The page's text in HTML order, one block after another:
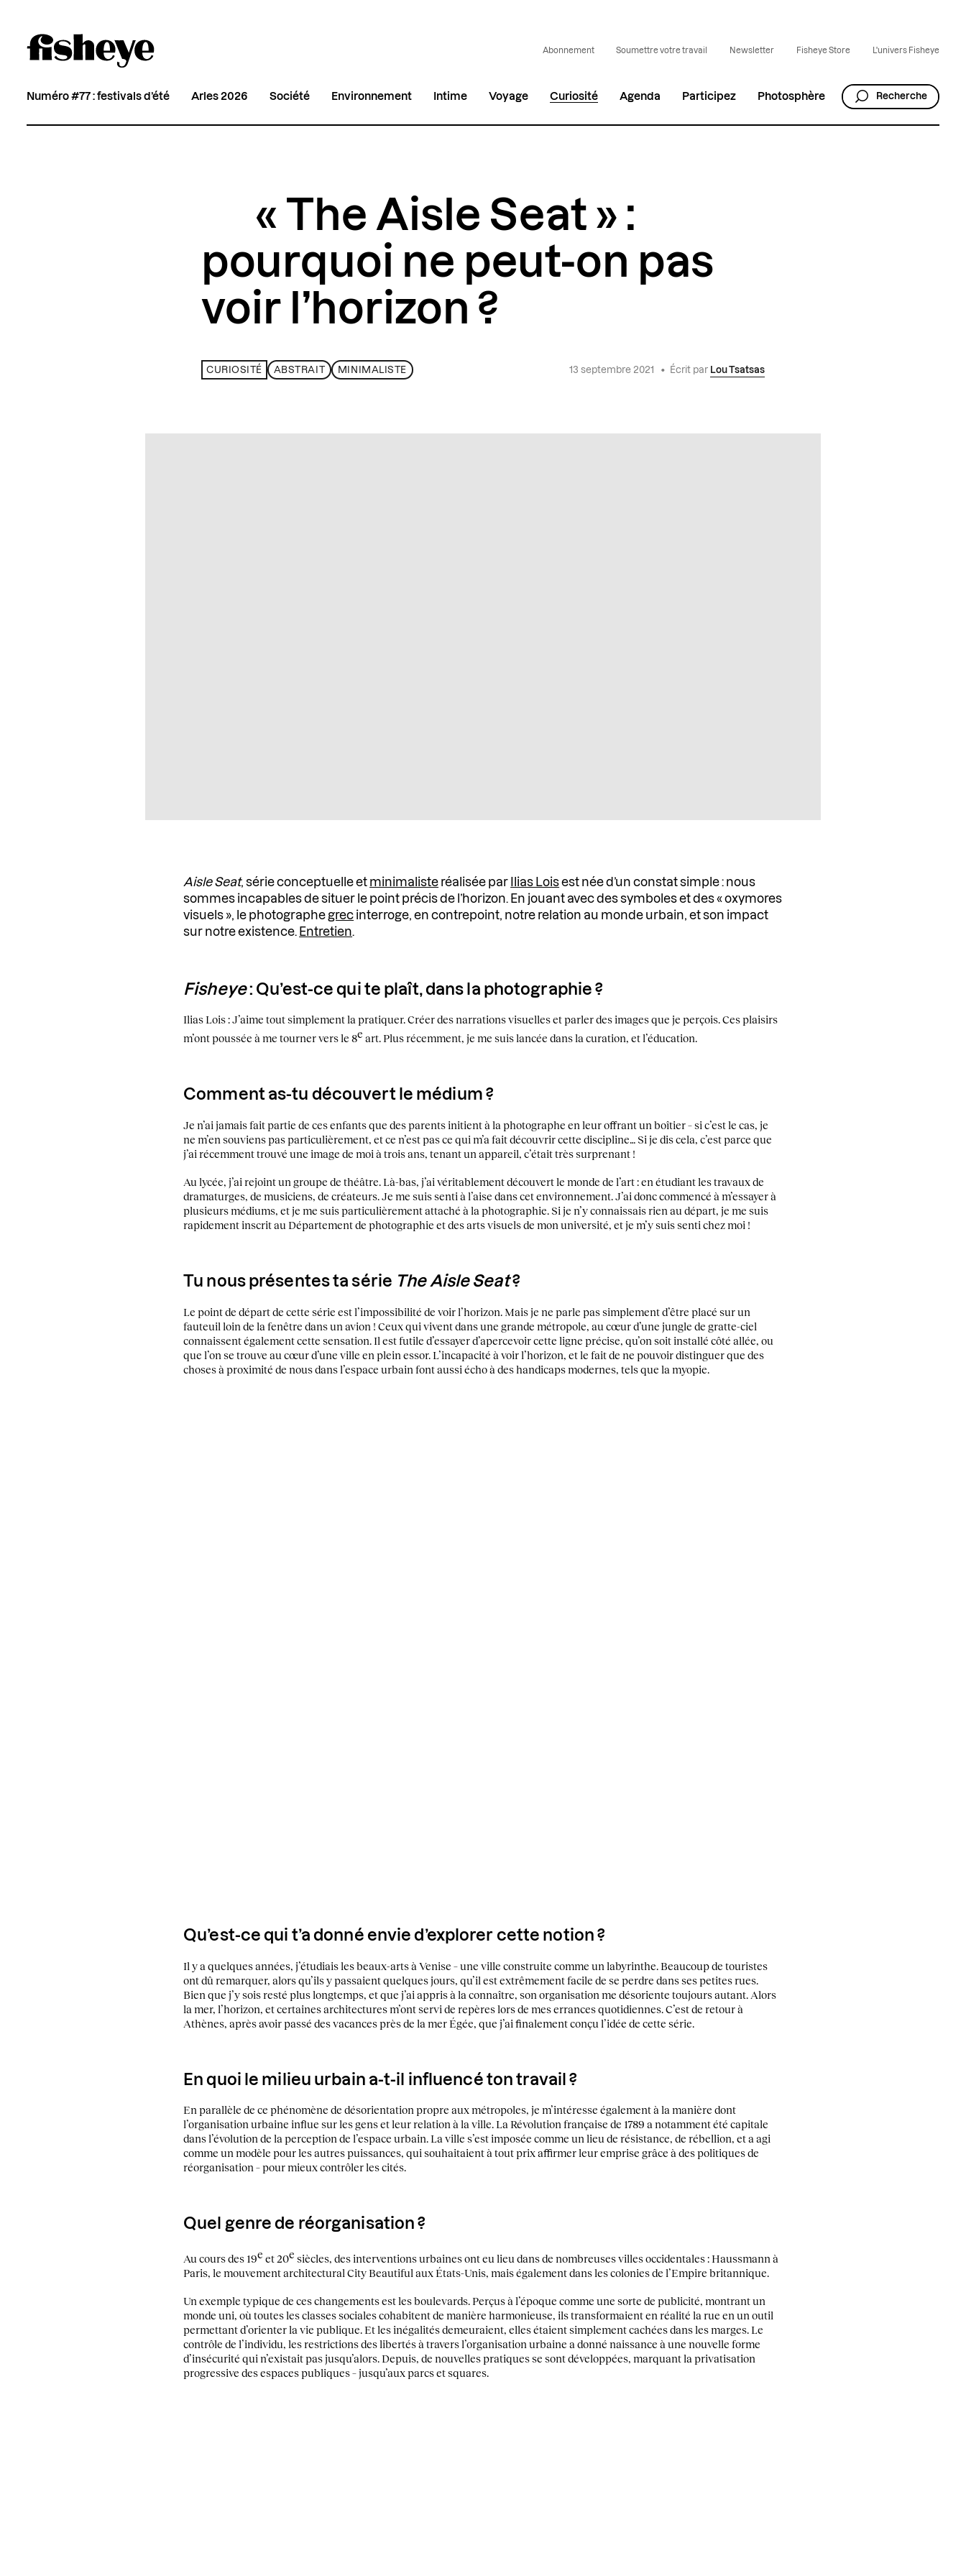
Abonnement Soumettre votre travail Newsletter Fisheye Store L'univers Fisheye
Numéro #77 : festivals d’été Arles 2026 Société Environnement Intime Voyage Curiosité Agenda Participez Photosphère Recherche
« The Aisle Seat » :
pourquoi ne peut-on pas
voir l’horizon ?
CURIOSITÉ ABSTRAIT MINIMALISTE 13 septembre 2021 • Écrit par Lou Tsatsas
Aisle Seat, série conceptuelle et minimaliste réalisée par Ilias Loisest née d’un constat simple : nous
sommes incapables de situer le point précis de l’horizon. En jouant avec des symboles et des « oxymores
visuels », le photographe grec interroge, en contrepoint, notre relation au monde urbain, et son impact
sur notre existence. Entretien.
Fisheye: Qu’est-ce qui te plaît, dans la photographie ?
Ilias Lois : J’aime tout simplement la pratiquer. Créer des narrations visuelles et parler des images que je perçois. Ces plaisirs
m’ont poussée à me tourner vers le 8e art. Plus récemment, je me suis lancée dans la curation, et l’éducation.
Comment as-tu découvert le médium ?
Je n’ai jamais fait partie de ces enfants que des parents initient à la photographe en leur offrant un boîtier – si c’est le cas, je
ne m’en souviens pas particulièrement, et ce n’est pas ce qui m’a fait découvrir cette discipline… Si je dis cela, c’est parce que
j’ai récemment trouvé une image de moi à trois ans, tenant un appareil, c’était très surprenant !
Au lycée, j’ai rejoint un groupe de théâtre. Là-bas, j’ai véritablement découvert le monde de l’art : en étudiant les travaux de
dramaturges, de musiciens, de créateurs. Je me suis senti à l’aise dans cet environnement. J’ai donc commencé à m’essayer à
plusieurs médiums, et je me suis particulièrement attaché à la photographie. Si je n’y connaissais rien au départ, je me suis
rapidement inscrit au Département de photographie et des arts visuels de mon université, et je m’y suis senti chez moi !
Tu nous présentes ta série The Aisle Seat?
Le point de départ de cette série est l’impossibilité de voir l’horizon. Mais je ne parle pas simplement d’être placé sur un
fauteuil loin de la fenêtre dans un avion ! Ceux qui vivent dans une grande métropole, au cœur d’une jungle de gratte-ciel
connaissent également cette sensation. Il est futile d’essayer d’apercevoir cette ligne précise, qu’on soit installé côté allée, ou
que l’on se trouve au cœur d’une ville en plein essor. L’incapacité à voir l’horizon, et le fait de ne pouvoir distinguer que des
choses à proximité de nous dans l’espace urbain font aussi écho à des handicaps modernes, tels que la myopie.
Qu’est-ce qui t’a donné envie d’explorer cette notion ?
Il y a quelques années, j’étudiais les beaux-arts à Venise – une ville construite comme un labyrinthe. Beaucoup de touristes
ont dû remarquer, alors qu’ils y passaient quelques jours, qu’il est extrêmement facile de se perdre dans ses petites rues.
Bien que j’y sois resté plus longtemps, et que j’ai appris à la connaître, son organisation me désoriente toujours autant. Alors
la mer, l’horizon, et certaines architectures m’ont servi de repères lors de mes errances quotidiennes. C’est de retour à
Athènes, après avoir passé des vacances près de la mer Égée, que j’ai finalement conçu l’idée de cette série.
En quoi le milieu urbain a-t-il influencé ton travail ?
En parallèle de ce phénomène de désorientation propre aux métropoles, je m’intéresse également à la manière dont
l’organisation urbaine influe sur les gens et leur relation à la ville. La Révolution française de 1789 a notamment été capitale
dans l’évolution de la perception de l’espace urbain. La ville s’est imposée comme un lieu de résistance, de rébellion, et a agi
comme un modèle pour les autres puissances, qui souhaitaient à tout prix affirmer leur emprise grâce à des politiques de
réorganisation – pour mieux contrôler les cités.
Quel genre de réorganisation ?
Au cours des 19e et 20e siècles, des interventions urbaines ont eu lieu dans de nombreuses villes occidentales : Haussmann à
Paris, le mouvement architectural City Beautiful aux États-Unis, mais également dans les colonies de l’Empire britannique.
Un exemple typique de ces changements est les boulevards. Perçus à l’époque comme une sorte de publicité, montrant un
monde uni, où toutes les classes sociales cohabitent de manière harmonieuse, ils transformaient en réalité la rue en un outil
permettant d’orienter la vie publique. Et les inégalités demeuraient, elles étaient simplement cachées dans les marges. Le
contrôle de l’individu, les restrictions des libertés à travers l’organisation urbaine a donné naissance à une nouvelle forme
d’insécurité qui n’existait pas jusqu’alors. Depuis, de nouvelles pratiques se sont développées, marquant la privatisation
progressive des espaces publiques – jusqu’aux parcs et squares.